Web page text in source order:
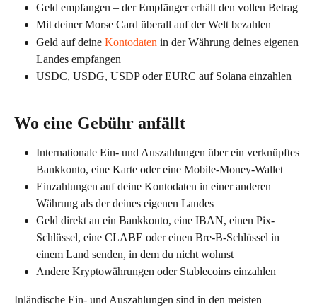
Geld empfangen – der Empfänger erhält den vollen Betrag
Mit deiner Morse Card überall auf der Welt bezahlen
Geld auf deine Kontodaten in der Währung deines eigenen
Landes empfangen
USDC, USDG, USDP oder EURC auf Solana einzahlen
Wo eine Gebühr anfällt
Internationale Ein- und Auszahlungen über ein verknüpftes
Bankkonto, eine Karte oder eine Mobile-Money-Wallet
Einzahlungen auf deine Kontodaten in einer anderen
Währung als der deines eigenen Landes
Geld direkt an ein Bankkonto, eine IBAN, einen Pix-
Schlüssel, eine CLABE oder einen Bre-B-Schlüssel in
einem Land senden, in dem du nicht wohnst
Andere Kryptowährungen oder Stablecoins einzahlen
Inländische Ein- und Auszahlungen sind in den meisten